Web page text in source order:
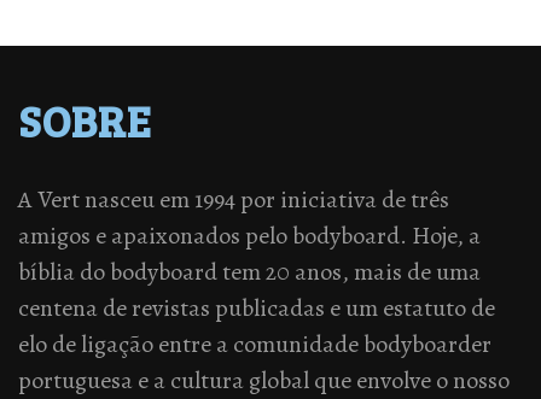
SOBRE
A Vert nasceu em 1994 por iniciativa de três
amigos e apaixonados pelo bodyboard. Hoje, a
bíblia do bodyboard tem 20 anos, mais de uma
centena de revistas publicadas e um estatuto de
elo de ligação entre a comunidade bodyboarder
portuguesa e a cultura global que envolve o nosso